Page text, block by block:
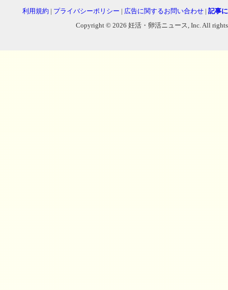
利用規約 | プライバシーポリシー | 広告に関するお問い合わせ | 記事
Copyright © 2026 妊活・卵活ニュース, Inc. All